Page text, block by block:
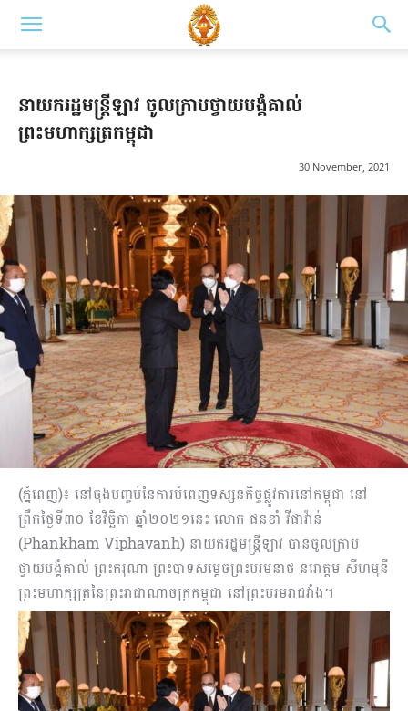
នាយករដ្ឋមន្រ្តីឡាវ ចូលក្រាបថ្វាយបង្គំគាល់
ព្រះមហាក្សត្រកម្ពុជា
30 November, 2021
(ភ្នំពេញ)៖ នៅចុងបញ្ចប់នៃការបំពេញទស្សនកិច្ចផ្លូវការនៅកម្ពុជា នៅ
ព្រឹកថ្ងៃទី៣០ ខែវិច្ឆិកា ឆ្នាំ២០២១នេះ លោក ផនខាំ វីផាវ៉ាន់
(Phankham Viphavanh) នាយករដ្ឋមន្រ្តីឡាវ បានចូលក្រាប
ថ្វាយបង្គំគាល់ ព្រះករុណា ព្រះបាទសម្តេចព្រះបរមនាថ នរោត្តម សីហមុនី
ព្រះមហាក្សត្រនៃព្រះរាជាណាចក្រកម្ពុជា នៅព្រះបរមរាជវាំង។